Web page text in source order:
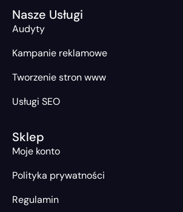
Nasze Usługi
Audyty
Kampanie reklamowe
Tworzenie stron www
Usługi SEO
Sklep
Moje konto
Polityka prywatności
Regulamin